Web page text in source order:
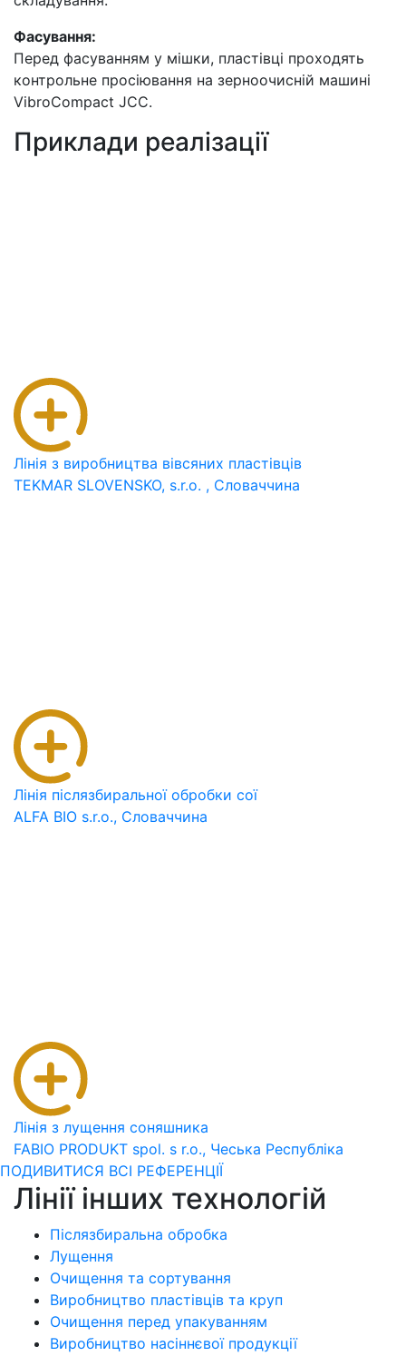
Фасування:
Перед фасуванням у мішки, пластівці проходять
контрольне просіювання на зерноочисній машині
VibroCompact JCC.
Приклади реалізації
Лінія з виробництва вівсяних пластівців
TEKMAR SLOVENSKO, s.r.o. , Словаччина
Лінія післязбиральної обробки сої
ALFA BIO s.r.o., Словаччина
Лінія з лущення соняшника
FABIO PRODUKT spol. s r.o., Чеська Республіка
ПОДИВИТИСЯ ВСІ РЕФЕРЕНЦІЇ
Лінії інших технологій
Післязбиральна обробка
Лущення
Очищення та сортування
Виробництво пластівців та круп
Очищення перед упакуванням
Виробництво насіннєвої продукції